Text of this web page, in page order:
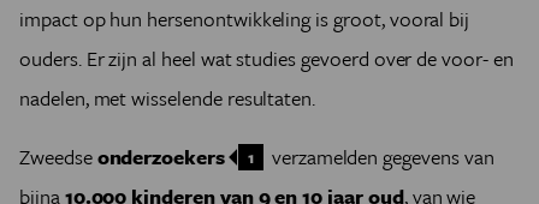
impact op hun hersenontwikkeling is groot, vooral bij
ouders. Er zijn al heel wat studies gevoerd over de voor- en
nadelen, met wisselende resultaten.
Zweedseonderzoekers 1
verzamelden gegevens van
bijna10.000 kinderen van 9 en 10 jaar oud, van wie